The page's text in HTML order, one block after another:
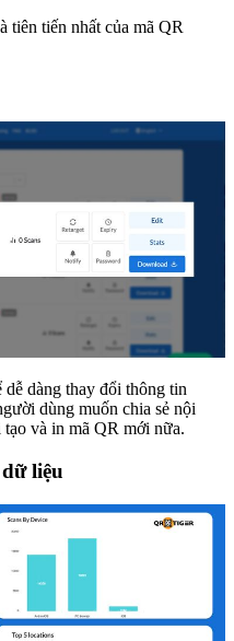
tiên tiến nhất của mã QR
dàng thay đổi thông tin
dùng muốn chia sẻ nội
và in mã QR mới nữa.
liệu